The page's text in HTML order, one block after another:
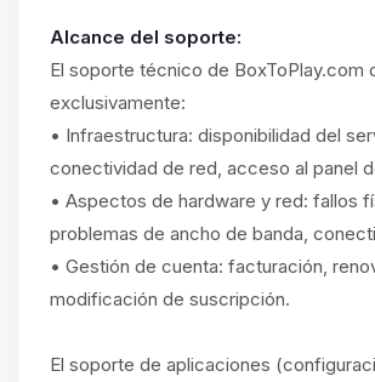
Alcance del soporte:
El soporte técnico de BoxToPlay.com
exclusivamente:
• Infraestructura: disponibilidad del
conectividad de red, acceso al panel
• Aspectos de hardware y red: fallos
problemas de ancho de banda,
• Gestión de cuenta: facturación,
modificación de suscripción.
El soporte de aplicaciones